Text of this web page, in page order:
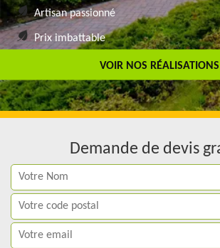
VOIR NOS RÉALISATIONS
Artisan passionné
Prix imbattable
Travail de qualité
Demande de devis